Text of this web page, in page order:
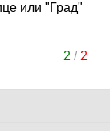
или "Град"
2 / 2